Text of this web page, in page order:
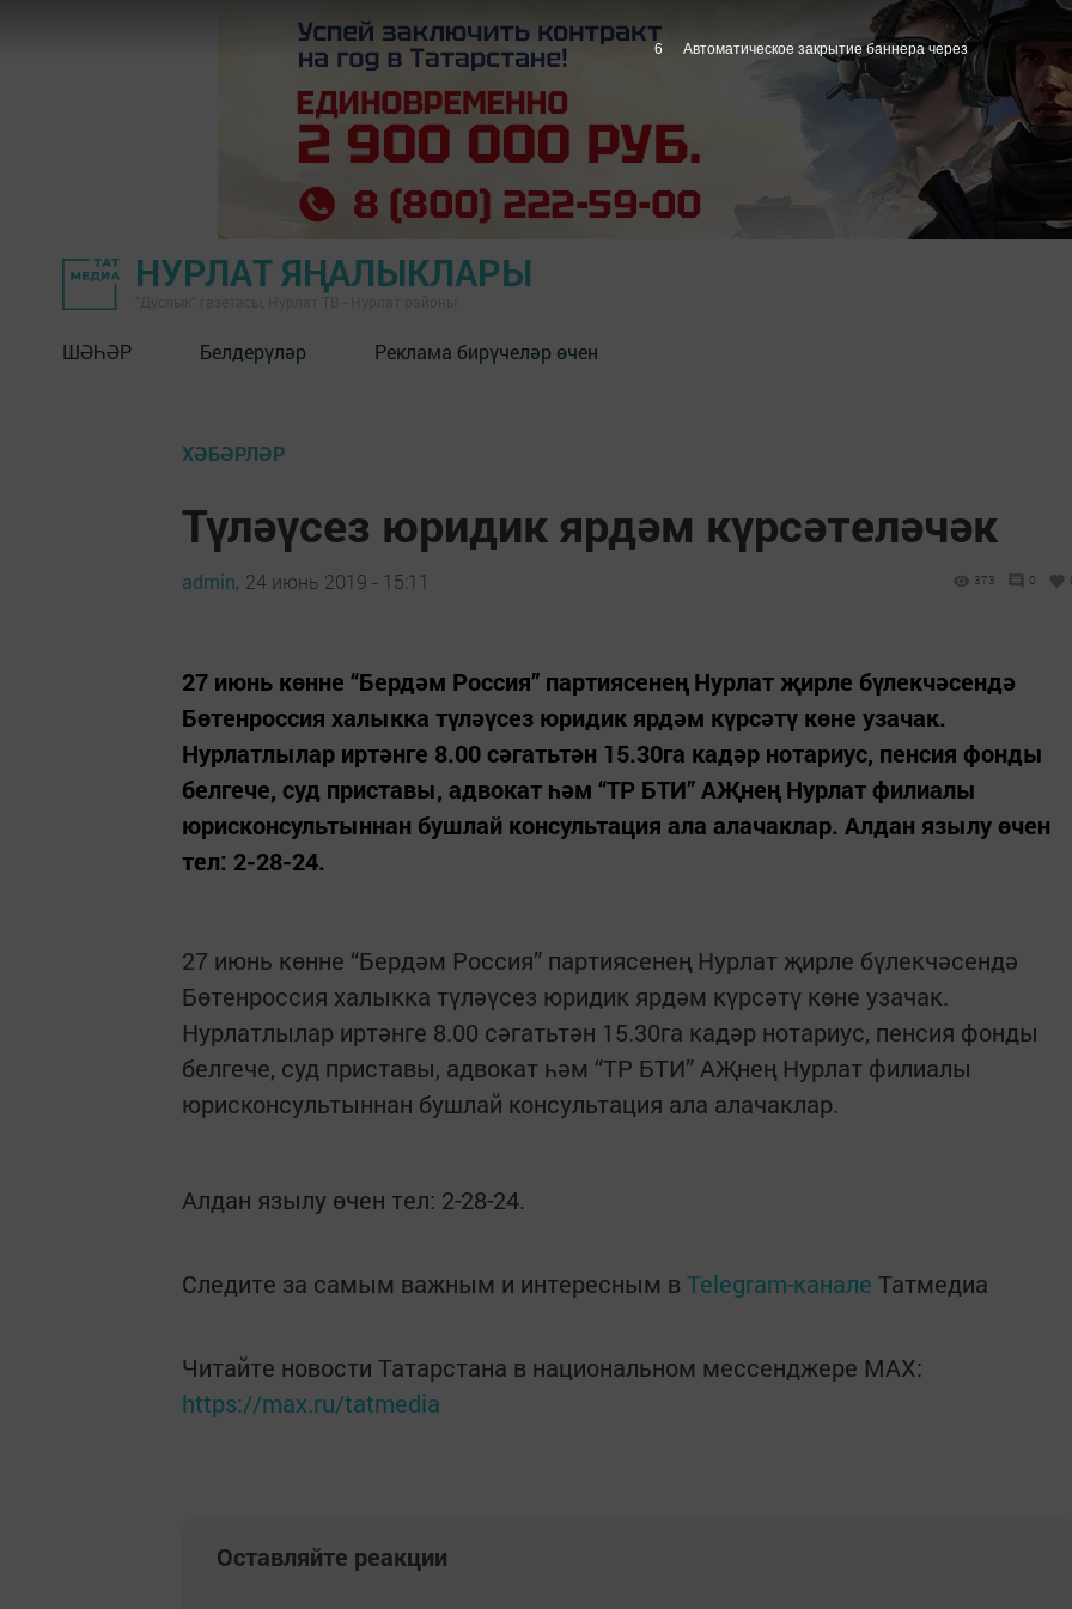
НУРЛАТ ЯҢАЛЫКЛАРЫ
ШӘҺӘР Белдерүләр Реклама бирүчеләр өчен
ХӘБӘРЛӘР
Түләүсез юридик ярдәм күрсәтеләчәк
admin, 24 июнь 2019 - 15:11 373 0
27 июнь көнне “Бердәм Россия” партиясенең Нурлат җирле бүлекчәсендә
Бөтенроссия халыкка түләүсез юридик ярдәм күрсәтү көне узачак.
Нурлатлылар иртәнге 8.00 сәгатьтән 15.30га кадәр нотариус, пенсия фонды
белгече, суд приставы, адвокат һәм “ТР БТИ” АҖнең Нурлат филиалы
юрисконсультыннан бушлай консультация ала алачаклар. Алдан язылу өчен
тел: 2-28-24.
27 июнь көнне “Бердәм Россия” партиясенең Нурлат җирле бүлекчәсендә
Бөтенроссия халыкка түләүсез юридик ярдәм күрсәтү көне узачак.
Нурлатлылар иртәнге 8.00 сәгатьтән 15.30га кадәр нотариус, пенсия фонды
белгече, суд приставы, адвокат һәм “ТР БТИ” АҖнең Нурлат филиалы
юрисконсультыннан бушлай консультация ала алачаклар.
Алдан язылу өчен тел: 2-28-24.
Следите за самым важным и интересным в Telegram-канале Татмедиа
Читайте новости Татарстана в национальном мессенджере MАХ:
https://max.ru/tatmedia
Оставляйте реакции
5 Автоматическое закрытие баннера через